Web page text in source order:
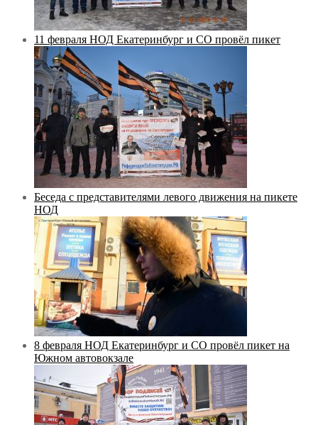
11 февраля НОД Екатеринбург и СО провёл пикет
Беседа с представителями левого движения на пикете
НОД
8 февраля НОД Екатеринбург и СО провёл пикет на
Южном автовокзале